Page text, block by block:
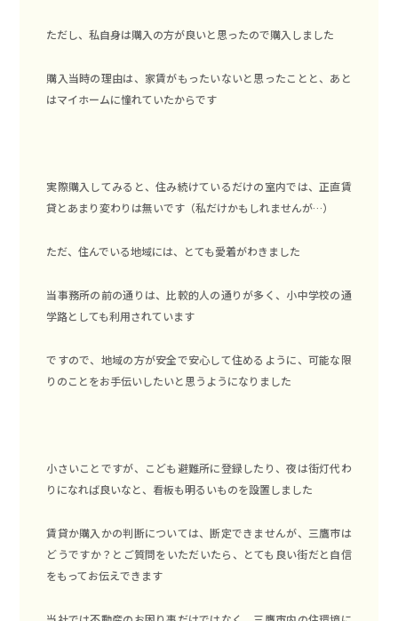
ただし、私自身は購入の方が良いと思ったので購入しました
購入当時の理由は、家賃がもったいないと思ったことと、あと
はマイホームに憧れていたからです
実際購入してみると、住み続けているだけの室内では、正直賃
貸とあまり変わりは無いです（私だけかもしれませんが…）
ただ、住んでいる地域には、とても愛着がわきました
当事務所の前の通りは、比較的人の通りが多く、小中学校の通
学路としても利用されています
ですので、地域の方が安全で安心して住めるように、可能な限
りのことをお手伝いしたいと思うようになりました
小さいことですが、こども避難所に登録したり、夜は街灯代わ
りになれば良いなと、看板も明るいものを設置しました
賃貸か購入かの判断については、断定できませんが、三鷹市は
どうですか？とご質問をいただいたら、とても良い街だと自信
をもってお伝えできます